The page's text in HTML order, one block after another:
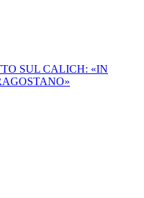
SUL CALICH: «IN